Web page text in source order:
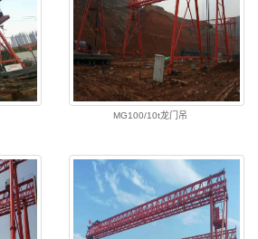
MG100/10t龙门吊